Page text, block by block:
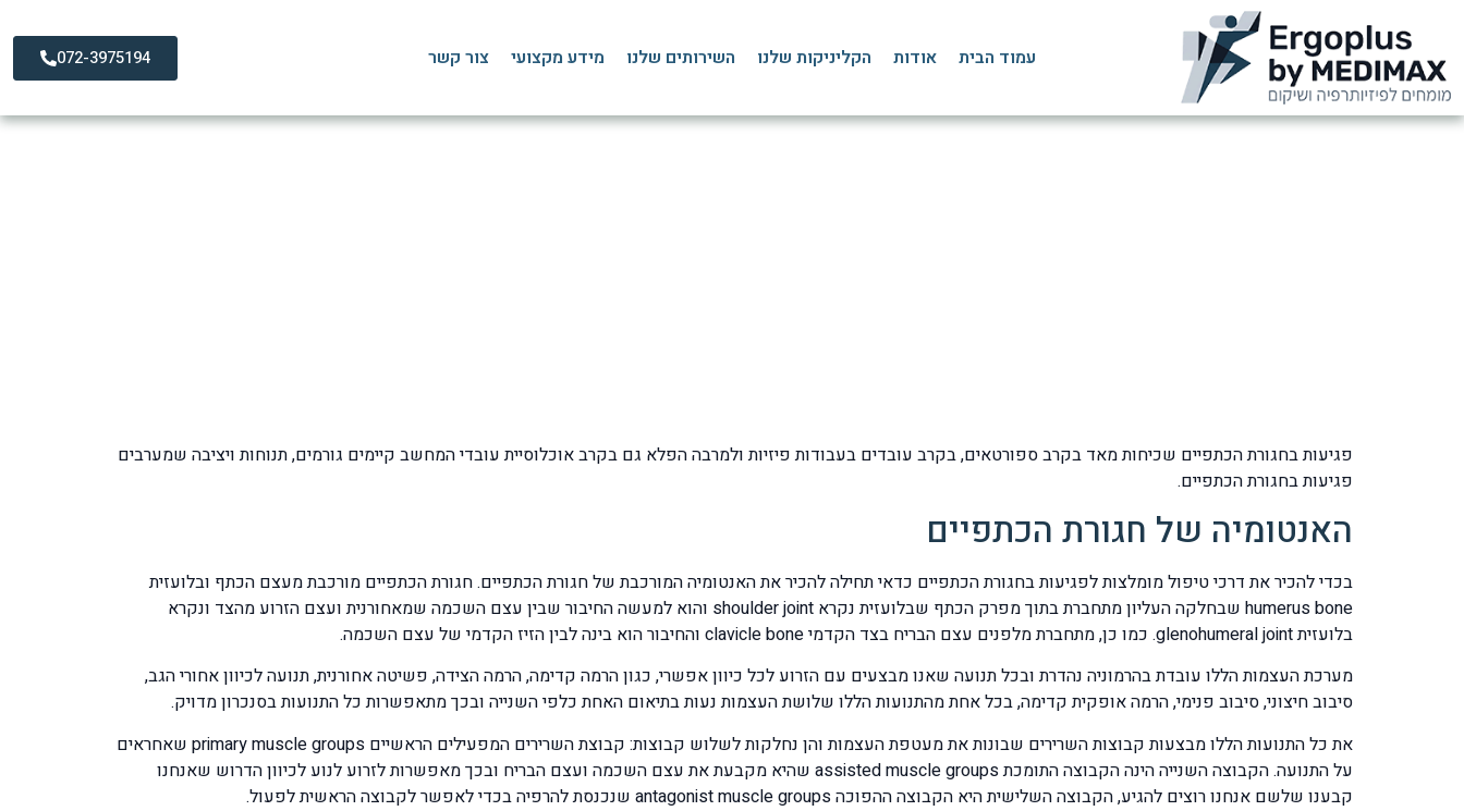
עמוד הבית אודות הקליניקות שלנו השירותים שלנו מידע מקצועי צור קשר 072-3975194
פגיעות בחגורת הכתפיים שכיחות מאד בקרב ספורטאים, בקרב עובדים בעבודות פיזיות ולמרבה הפלא גם בקרב אוכלוסיית עובדי המחשב קיימים גורמים, תנוחות ויציבה שמערבים
פגיעות בחגורת הכתפיים.
האנטומיה של חגורת הכתפיים
בכדי להכיר את דרכי טיפול מומלצות לפגיעות בחגורת הכתפיים כדאי תחילה להכיר את האנטומיה המורכבת של חגורת הכתפיים. חגורת הכתפיים מורכבת מעצם הכתף ובלועזית
humerus bone שבחלקה העליון מתחברת בתוך מפרק הכתף שבלועזית נקרא shoulder joint והוא למעשה החיבור שבין עצם השכמה שמאחורנית ועצם הזרוע מהצד ונקרא
בלועזית glenohumeral joint. כמו כן, מתחברת מלפנים עצם הבריח בצד הקדמי clavicle bone והחיבור הוא בינה לבין הזיז הקדמי של עצם השכמה.
מערכת העצמות הללו עובדת בהרמוניה נהדרת ובכל תנועה שאנו מבצעים עם הזרוע לכל כיוון אפשרי, כגון הרמה קדימה, הרמה הצידה, פשיטה אחורנית, תנועה לכיוון אחורי הגב,
סיבוב חיצוני, סיבוב פנימי, הרמה אופקית קדימה, בכל אחת מהתנועות הללו שלושת העצמות נעות בתיאום האחת כלפי השנייה ובכך מתאפשרות כל התנועות בסנכרון מדויק.
את כל התנועות הללו מבצעות קבוצות השרירים שבונות את מעטפת העצמות והן נחלקות לשלוש קבוצות: קבוצת השרירים המפעילים הראשיים primary muscle groups שאחראים
על התנועה. הקבוצה השנייה הינה הקבוצה התומכת assisted muscle groups שהיא מקבעת את עצם השכמה ועצם הבריח ובכך מאפשרות לזרוע לנוע לכיוון הדרוש שאנחנו
קבענו שלשם אנחנו רוצים להגיע, הקבוצה השלישית היא הקבוצה ההפוכה antagonist muscle groups שנכנסת להרפיה בכדי לאפשר לקבוצה הראשית לפעול.